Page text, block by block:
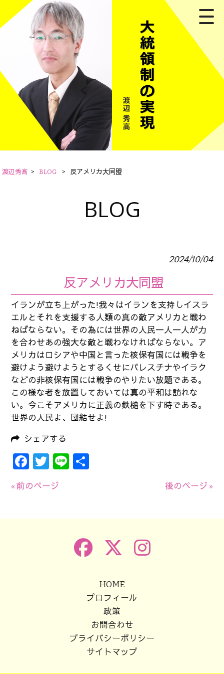
渡辺秀高 > BLOG > 反アメリカ大同盟
BLOG
2024/10/04
反アメリカ大同盟
イランが立ち上がった!我々はイランを支持しイスラ
エルとそれを支援する人類の真の敵アメリカと戦わ
ねばならない。その為には世界の人民一人一人が力
を合わせあの強大な敵と戦わなければならない。ア
メリカはロシアや中国と言った核保有国には戦争を
避けよう避けようとするくせにパレスチナやイラク
などの非核保有国には戦争のやりたい放題である。
この様な者を放置しておいては真の平和は訪れな
い。今こそアメリカに正義の鉄槌を下す時である。
世界の人民よ、団結せよ!
シェアする
Facebook
Twitter
Line
« 前のページ 後のページ »
HOME
プロフィール
政策
お問合わせ
プライバシーポリシー
サイトマップ